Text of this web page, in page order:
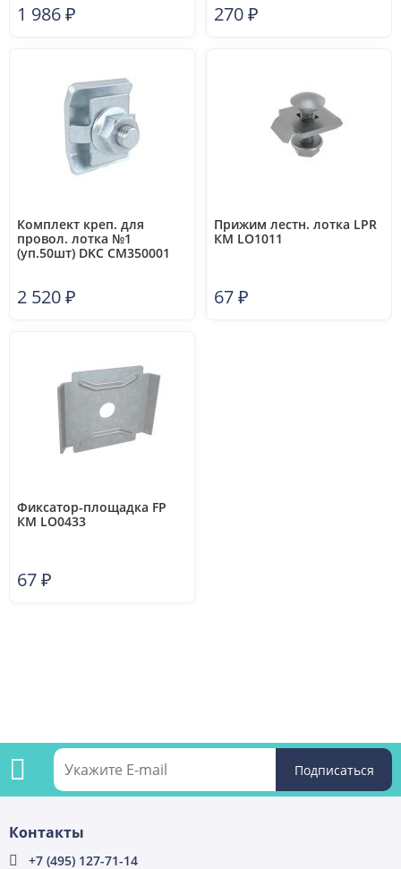
1 986₽ 270₽
Комплект креп. для
провол. лотка №1
(уп.50шт) DKC CM350001
2 520₽
Прижим лестн. лотка LPR
КМ LO1011
67₽
Фиксатор-площадка FP
КМ LO0433
67₽
Контакты
+7 (495) 127-71-14